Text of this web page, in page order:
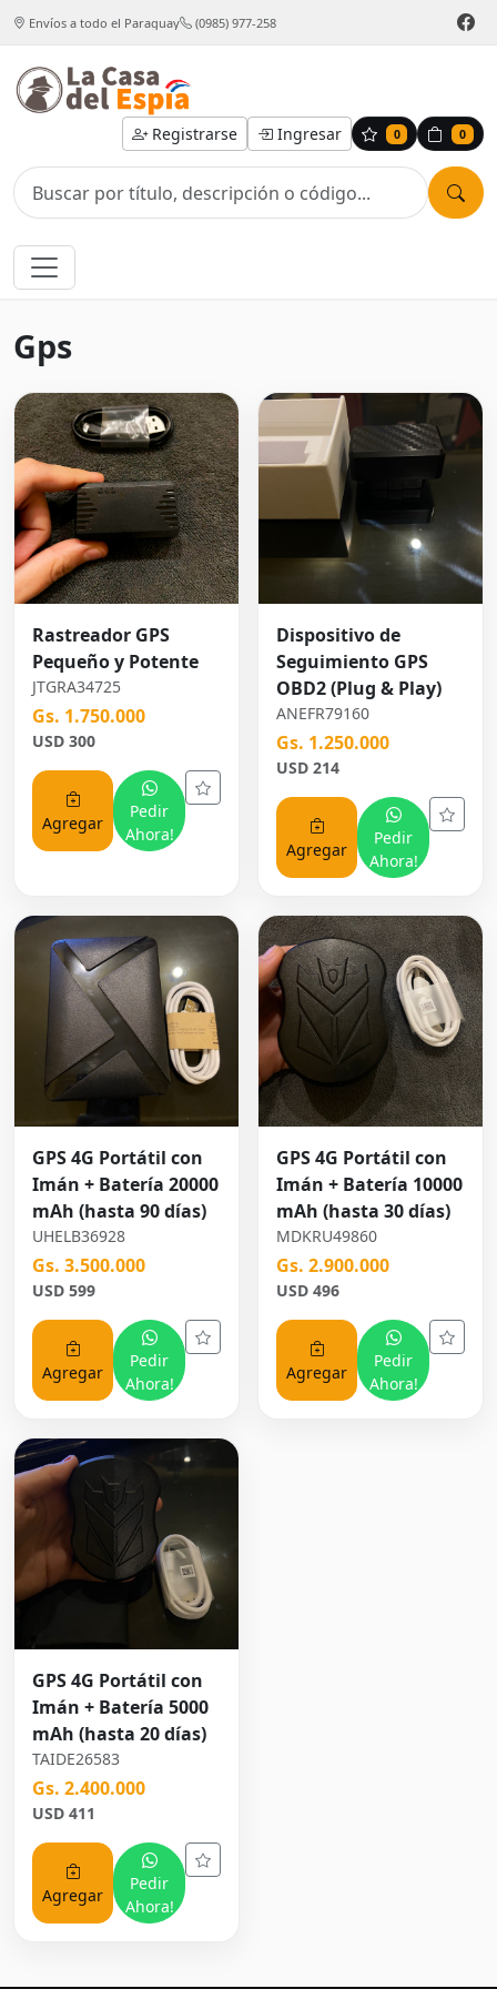
Envíos a todo el Paraguay (0985) 977-258
Registrarse Ingresar 0 0
Gps
Rastreador GPS
Pequeño y Potente
JTGRA34725
Gs. 1.750.000
USD 300
Agregar
Pedir
Ahora!
Dispositivo de
Seguimiento GPS
OBD2 (Plug & Play)
ANEFR79160
Gs. 1.250.000
USD 214
Agregar
Pedir
Ahora!
GPS 4G Portátil con
Imán + Batería 20000
mAh (hasta 90 días)
UHELB36928
Gs. 3.500.000
USD 599
Agregar
Pedir
Ahora!
GPS 4G Portátil con
Imán + Batería 10000
mAh (hasta 30 días)
MDKRU49860
Gs. 2.900.000
USD 496
Agregar
Pedir
Ahora!
GPS 4G Portátil con
Imán + Batería 5000
mAh (hasta 20 días)
TAIDE26583
Gs. 2.400.000
USD 411
Agregar
Pedir
Ahora!